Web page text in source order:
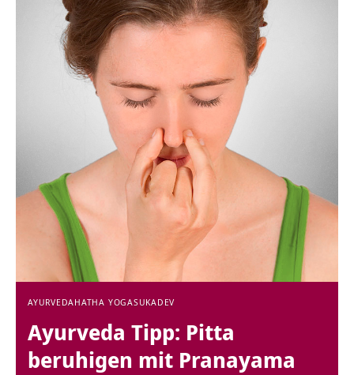
AYURVEDAHATHA YOGASUKADEV
Ayurveda Tipp: Pitta
beruhigen mit Pranayama